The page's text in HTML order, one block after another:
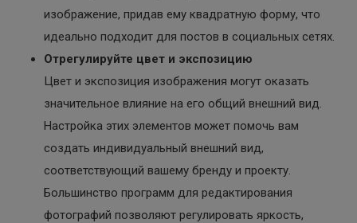
изображение, придав ему квадратную форму, что
идеально подходит для постов в социальных сетях.
Отрегулируйте цвет и экспозицию
Цвет и экспозиция изображения могут оказать
значительное влияние на его общий внешний вид.
Настройка этих элементов может помочь вам
создать индивидуальный внешний вид,
соответствующий вашему бренду и проекту.
Большинство программ для редактирования
фотографий позволяют регулировать яркость,